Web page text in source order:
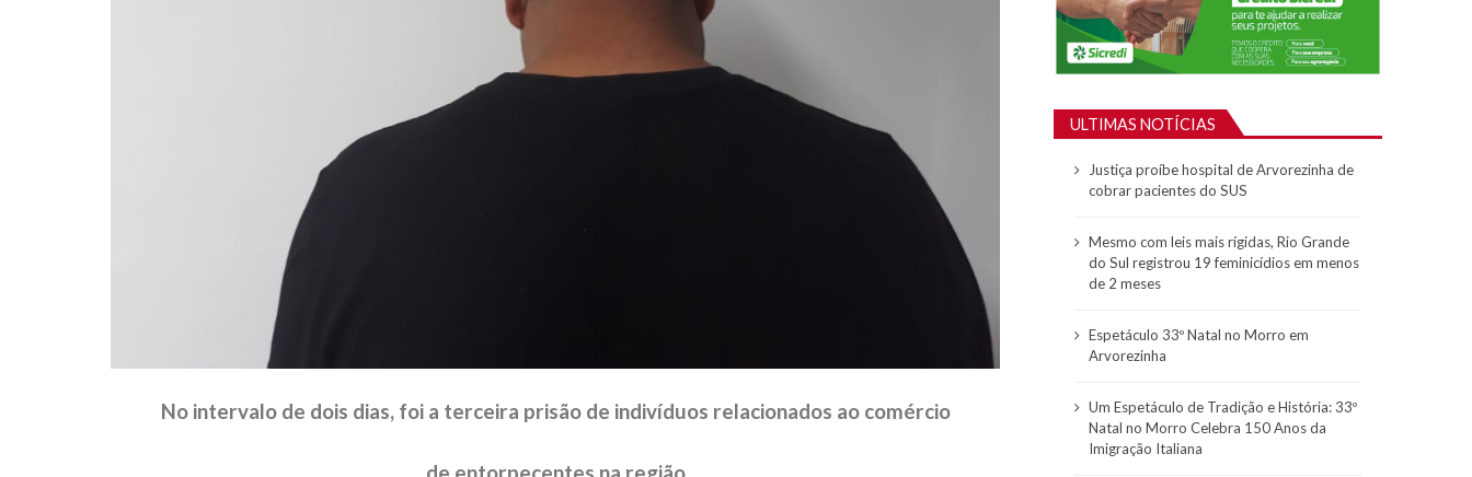
No intervalo de dois dias, foi a terceira prisão de indivíduos relacionados ao comércio
de entorpecentes na região
ULTIMAS NOTÍCIAS
Justiça proíbe hospital de Arvorezinha de
cobrar pacientes do SUS
Mesmo com leis mais rígidas, Rio Grande
do Sul registrou 19 feminicídios em menos
de 2 meses
Espetáculo 33º Natal no Morro em
Arvorezinha
Um Espetáculo de Tradição e História: 33º
Natal no Morro Celebra 150 Anos da
Imigração Italiana